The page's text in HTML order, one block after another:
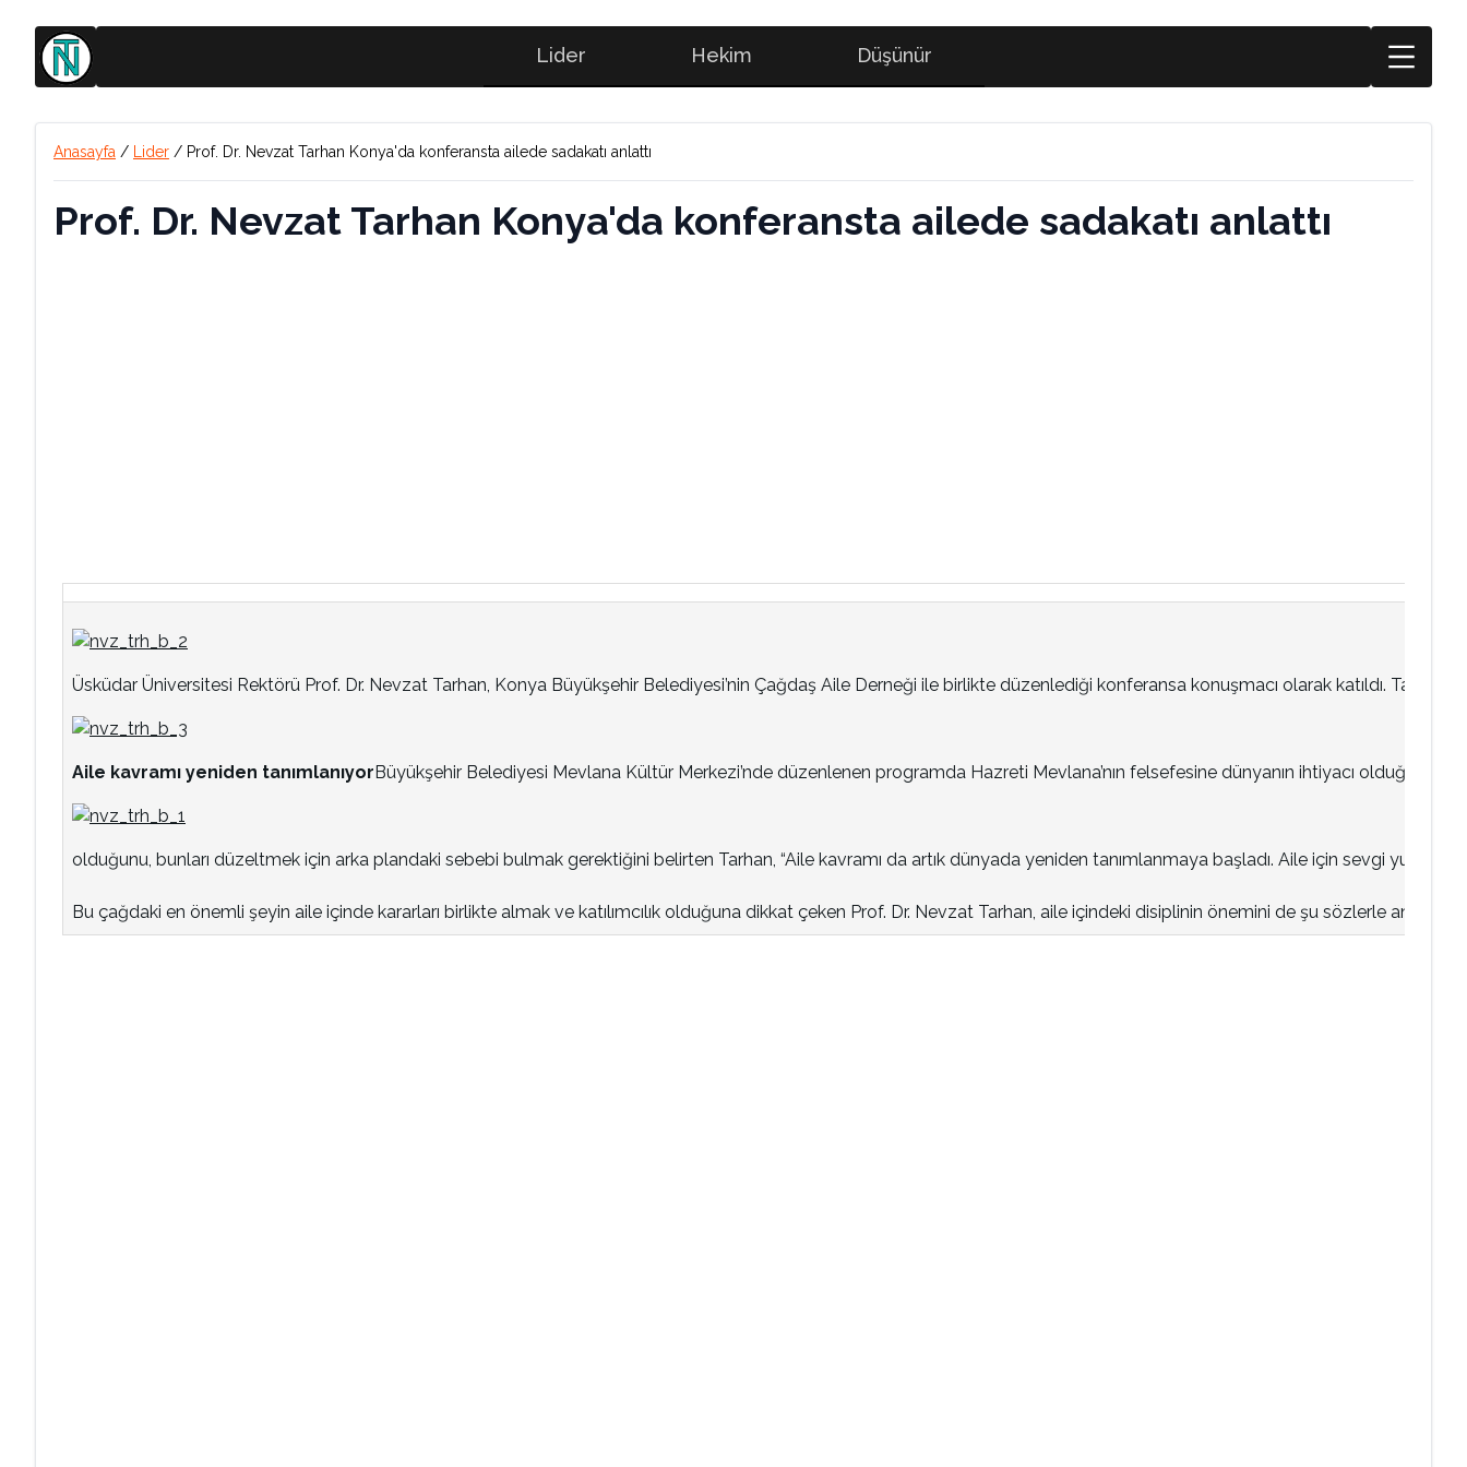
Lider Hekim Düşünür
Anasayfa / Lider / Prof. Dr. Nevzat Tarhan Konya'da konferansta ailede sadakatı anlattı
Prof. Dr. Nevzat Tarhan Konya'da konferansta ailede sadakatı anlattı
Üsküdar Üniversitesi Rektörü Prof. Dr. Nevzat Tarhan, Konya Büyükşehir Belediyesi’nin Çağdaş Aile Derneği ile birlikte düzenlediği konferansa konuşmacı olarak katıldı.
Aile kavramı yeniden tanımlanıyorBüyükşehir Belediyesi Mevlana Kültür Merkezi’nde düzenlenen programda Hazreti Mevlana’nın felsefesine dünyanın ihtiyacı
olduğunu, bunları düzeltmek için arka plandaki sebebi bulmak gerektiğini belirten Tarhan, “Aile kavramı da artık dünyada yeniden tanımlanmaya başladı. Aile için sevgi
Bu çağdaki en önemli şeyin aile içinde kararları birlikte almak ve katılımcılık olduğuna dikkat çeken Prof. Dr. Nevzat Tarhan, aile içindeki disiplinin önemini de şu sözlerle